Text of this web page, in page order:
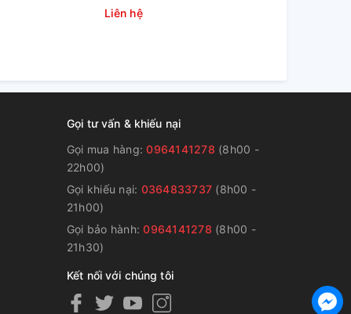
Liên hệ
Gọi tư vấn & khiếu nại
Gọi mua hàng:0964141278 (8h00 -
22h00)
Gọi khiếu nại: 0364833737 (8h00 -
21h00)
Gọi bảo hành:0964141278 (8h00 -
21h30)
Kết nối với chúng tôi